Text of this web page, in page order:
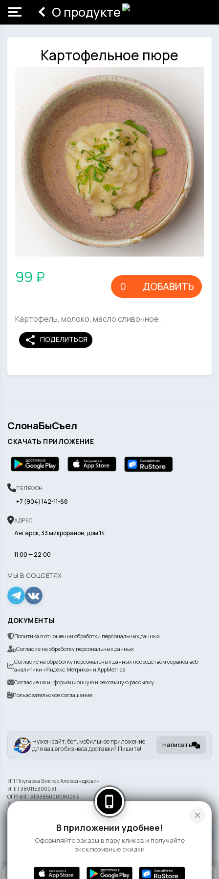
О продукте
Картофельное пюре
99 ₽
ДОБАВИТЬ
Картофель, молоко, масло сливочное.
share ПОДЕЛИТЬСЯ
СлонаБыСъел
СКАЧАТЬ ПРИЛОЖЕНИЕ
ТЕЛЕФОН
+7 (904) 142-11-88
АДРЕС
Ангарск, 33 микрорайон, дом 14
11:00 — 22:00
МЫ В СОЦСЕТЯХ
ДОКУМЕНТЫ
Политика в отношении обработки персональных данных
Согласие на обработку персональных данных
Согласие на обработку персональных данных посредством сервиса веб-
аналитики «Яндекс.Метрика» и AppMetrica
Согласие на информационную и рекламную рассылку
Пользовательское соглашение
Нужен сайт, бот, мобильное приложение
для вашего бизнеса доставки? Пишите!
Написать
ИП Плугарев Виктор Александрович
ИНН 380115300031
ОГРНИП 319385000080283
Внешний вид блюд может отличаться от представленного на фото.
Информация на сайте носит справочный характер и не является публичной
2026 СлонаБыСъел
КОРЗИНА
0 ₽
close
phone_iphone
В приложении удобнее!
Оформляйте заказы в пару кликов и получайте
эксклюзивные скидки